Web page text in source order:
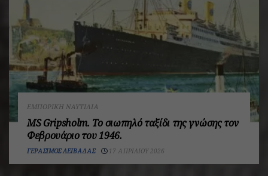
ΕΜΠΟΡΙΚΉ ΝΑΥΤΙΛΊΑ
MS Gripsholm. Το σιωπηλό ταξίδι της γνώσης τον
Φεβρουάριο του 1946.
ΓΕΡΆΣΙΜΟΣ ΛΕΙΒΑΔΆΣ 17 ΑΠΡΙΛΊΟΥ 2026